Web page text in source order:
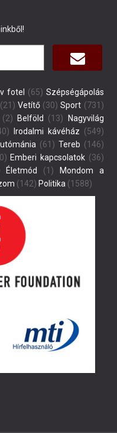
fotel (65) Szépségápolás
(21) Vetítő(30) Sport (731)
(2) Belföld (13)
Nagyvilág
Irodalmi kávéház (549)
(61) Tereb (146)
Emberi kapcsolatok(36)
Életmód (1)
Mondom a
(142) Politika (1588)